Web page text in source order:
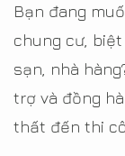
Bạn đang
chung cư,
sạn, nhà
trợ và đồng
thất đến thi